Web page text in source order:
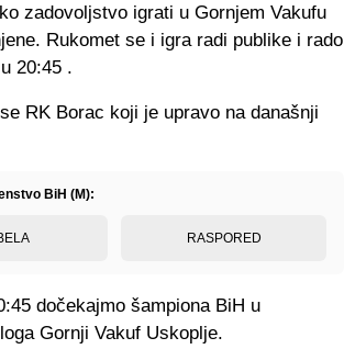
zadovoljstvo igrati u Gornjem Vakufu
Rukomet se i igra radi publike i rado
20:45 .
RK Borac koji je upravo na današnji
BiH (M):
RASPORED
dočekajmo šampiona BiH u
Gornji Vakuf Uskoplje.